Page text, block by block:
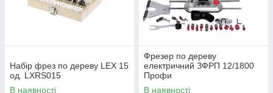
Набір фрез по дереву LEX 15
од. LXRS015
В наявності
Фрезер по дереву
електричний ЗФРП 12/1800
Профи
В наявності